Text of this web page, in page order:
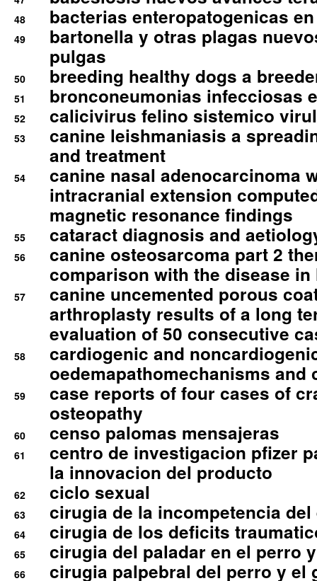
48 bacterias enteropatogenicas
49
bartonella y otras plagas
pulgas
50 breeding healthy dogs a
51 bronconeumonias infecciosas
52 calicivirus felino sistemico
53
canine leishmaniasis a
and treatment
54
canine nasal adenocarcinoma
intracranial extension
magnetic resonance findings
55 cataract diagnosis and
56
canine osteosarcoma part 2
comparison with the disease in
57
canine uncemented porous
arthroplasty results of a long
evaluation of 50 consecutive
58
cardiogenic and
oedemapathomechanisms and
59
case reports of four cases of
osteopathy
60 censo palomas mensajeras
61
centro de investigacion pfizer
la innovacion del producto
62 ciclo sexual
63 cirugia de la incompetencia
64 cirugia de los deficits
65 cirugia del paladar en el perro
66 cirugia palpebral del perro y el